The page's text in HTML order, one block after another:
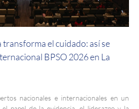
el cuidado: así se
BPSO 2026 en La
nacionales e internacionales en un